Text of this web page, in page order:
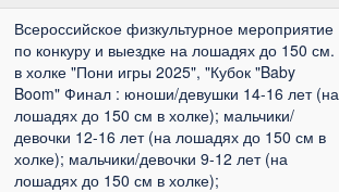
Всероссийское физкультурное мероприятие
по конкуру и выездке на лошадях до 150 см.
в холке "Пони игры 2025", "Кубок "Baby
Boom" Финал : юноши/девушки 14-16 лет (на
лошадях до 150 см в холке); мальчики/
девочки 12-16 лет (на лошадях до 150 см в
холке); мальчики/девочки 9-12 лет (на
лошадях до 150 см в холке);